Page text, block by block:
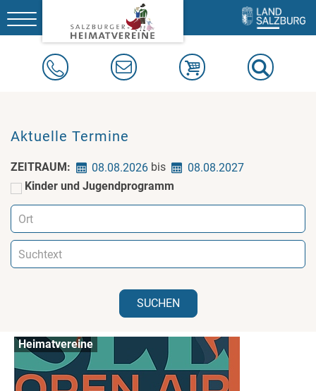
Toggle
navigation
Aktuelle Termine
ZEITRAUM: 08.08.2026 bis
08.08.2027
Kinder und Jugendprogramm
SUCHEN
Heimatvereine